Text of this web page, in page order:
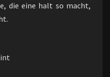
die eine halt so macht,